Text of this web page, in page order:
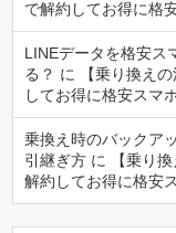
で解約してお得に格
LINEデータを格安ス
る？ に
【乗り換え
してお得に格安スマ
乗換え時のバックア
引継ぎ方 に
【乗り
解約してお得に格安